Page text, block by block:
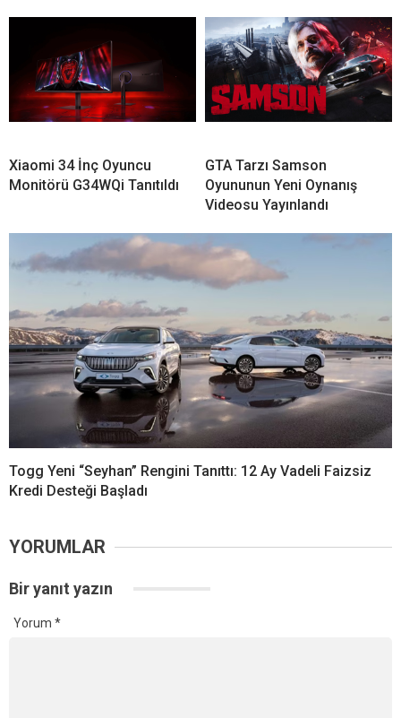
Xiaomi 34 İnç Oyuncu
Monitörü G34WQi Tanıtıldı
GTA Tarzı Samson
Oyununun Yeni Oynanış
Videosu Yayınlandı
Togg Yeni “Seyhan” Rengini Tanıttı: 12 Ay Vadeli Faizsiz
Kredi Desteği Başladı
YORUMLAR
Bir yanıt yazın
Yorum *